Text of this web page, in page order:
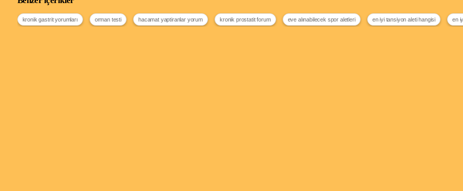
kronik gastrit yorumları orman testi hacamat yaptiranlar yorum kronik prostatit forum eve alınabilecek spor aletleri en iyi tansiyon aleti hangisi en